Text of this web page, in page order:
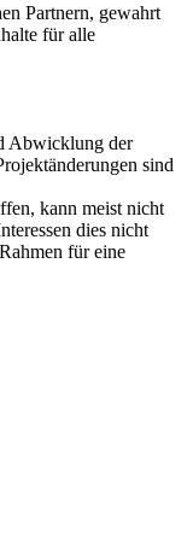
Partnern, gewahrt
für alle
Abwicklung der
sind
kann meist nicht
dies nicht
für eine